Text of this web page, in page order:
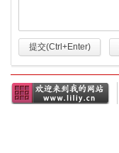
提交(Ctrl+Enter)